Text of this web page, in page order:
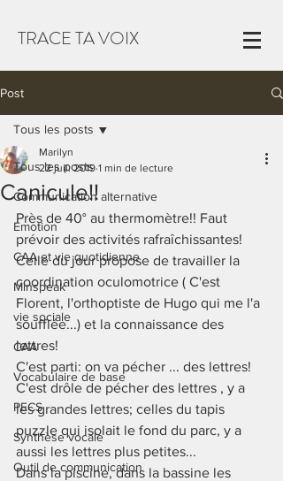
TRACE TA VOIX
Post
Tous les posts
Communication alternative
Emotion
CAA et vie quotidienne
Minspeak
vie sociale
CAA
Vocabulaire de base
PECS
Synthèse vocale
Outil de communication
Tous les posts
Canicule!!
Marilyn
22 juil. 2019 1 min de lecture
Près de 40° au thermomètre!! Faut
prévoir des activités rafraîchissantes!
Celle du jour propose de travailler la
coordination oculomotrice ( C'est
Florent, l'orthoptiste de Hugo qui me l'a
soufflée...) et la connaissance des
lettres!
C'est parti: on va pécher ... des lettres!
C'est drôle de pécher des lettres , y a
les grandes lettres; celles du tapis
puzzle qui isolait le fond du parc, y a
aussi les lettres plus petites...
Dans la piscine, dans la bassine les